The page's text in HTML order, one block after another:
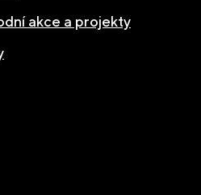
akce a projekty